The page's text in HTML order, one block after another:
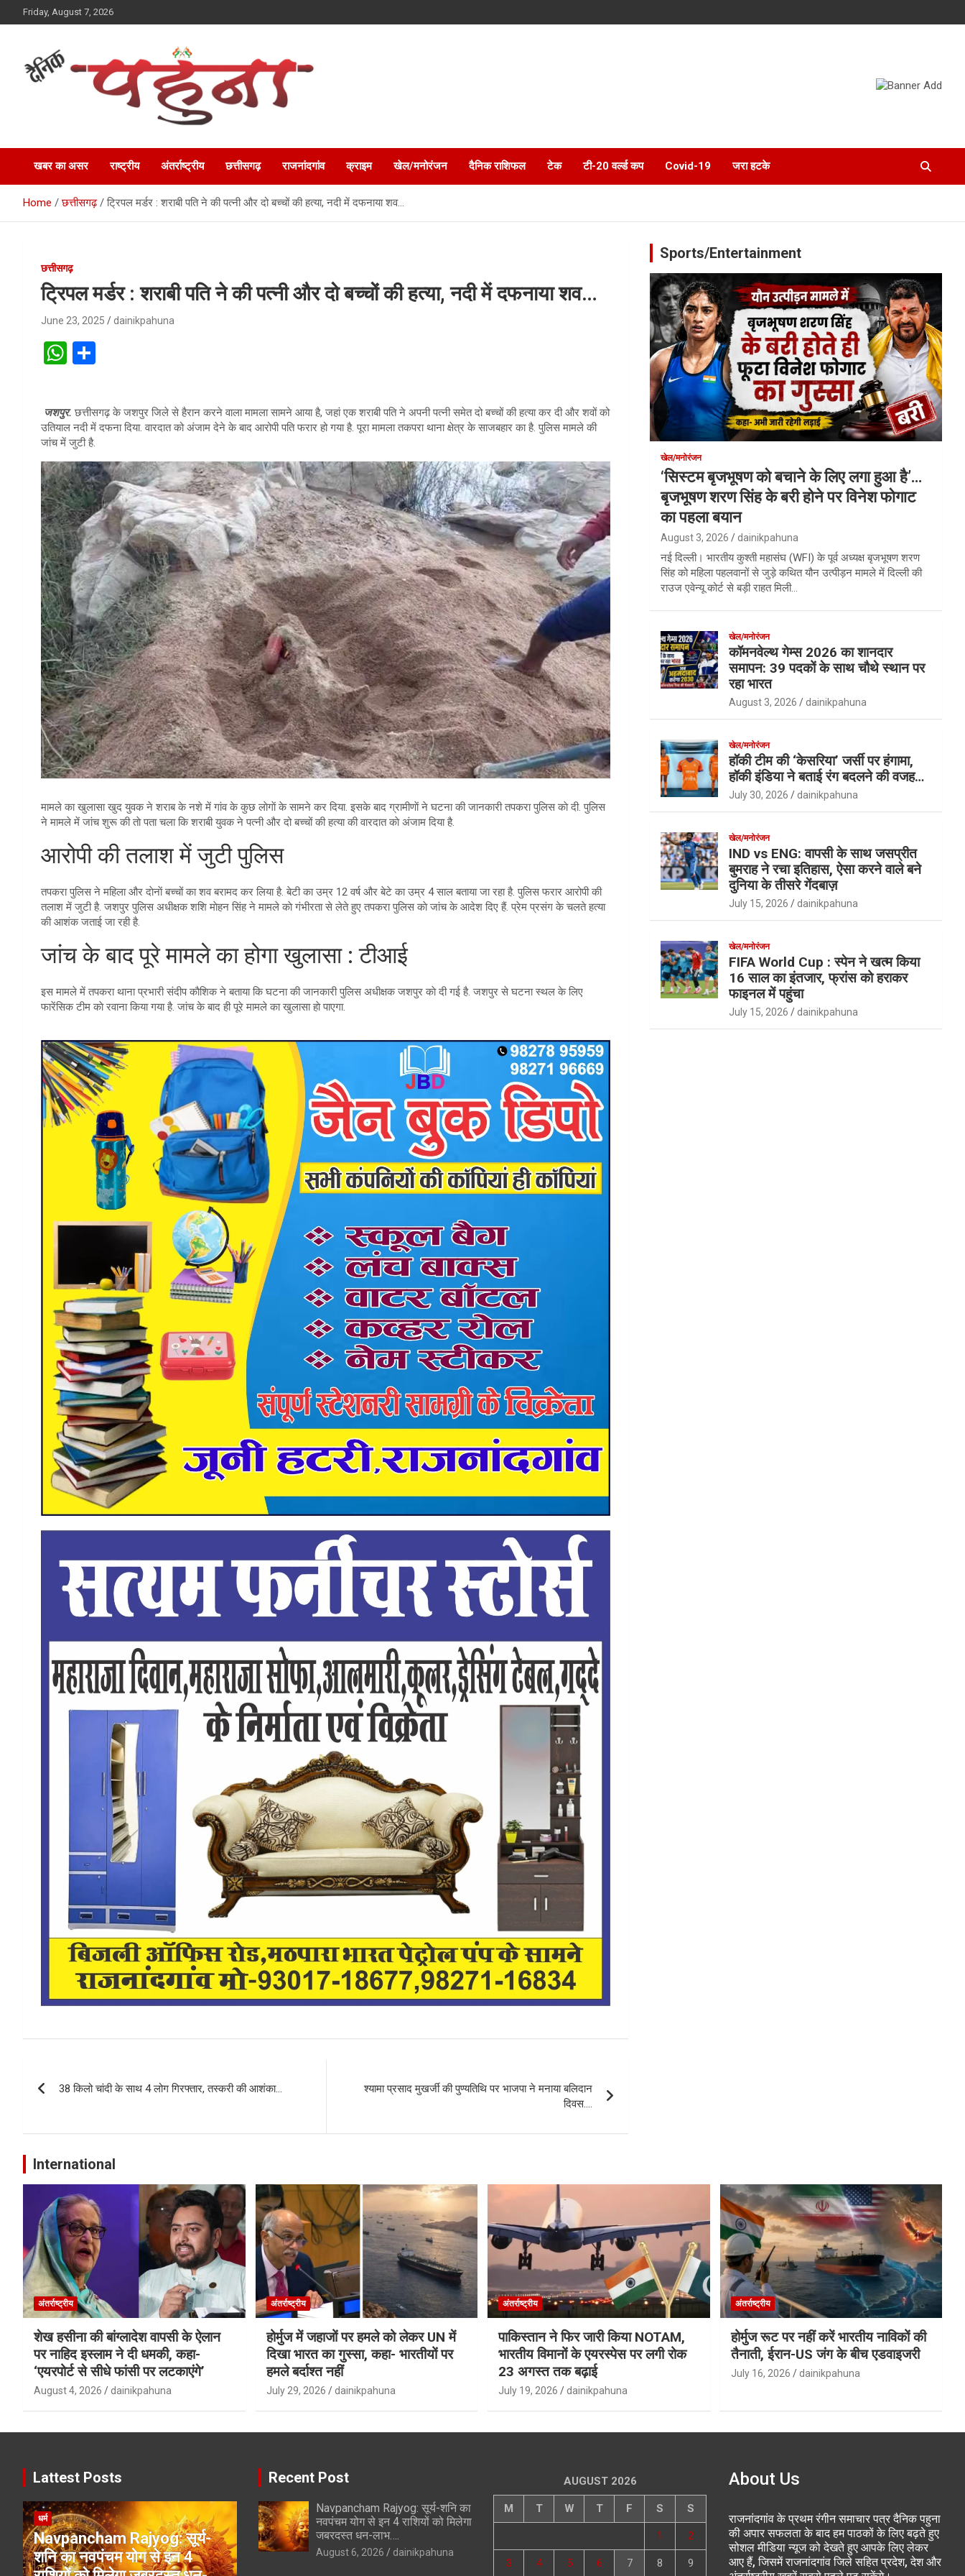
to
Friday, August 7, 2026
Dainik Pahuna
खबर का असर राष्ट्रीय अंतर्राष्ट्रीय छत्तीसगढ़ राजनांदगांव क्राइम खेल/मनोरंजन दैनिक राशिफल टेक टी-20 वर्ल्ड कप Covid-19 जरा हटके
Home छत्तीसगढ़ ट्रिपल मर्डर : शराबी पति ने की पत्नी और दो बच्चों की हत्या, नदी में दफनाया शव…
छत्तीसगढ़
ट्रिपल मर्डर : शराबी पति ने की पत्नी और दो बच्चों की हत्या, नदी में दफनाया शव…
June 23, 2025 dainikpahuna
W
s
A
p
p
ar
e
जशपुर. छत्तीसगढ़ के जशपुर जिले से हैरान करने वाला मामला सामने आया है, जहां एक शराबी पति ने अपनी पत्नी समेत दो बच्चों की हत्या कर दी और शवों को
उतियाल नदी में दफना दिया. वारदात को अंजाम देने के बाद आरोपी पति फरार हो गया है. पूरा मामला तकपरा थाना क्षेत्र के साजबहार का है. पुलिस मामले की
जांच में जुटी है.
मामले का खुलासा खुद युवक ने शराब के नशे में गांव के कुछ लाेगाें के सामने कर दिया. इसके बाद ग्रामीणाें ने घटना की जानकारी तपकरा पुलिस काे दी. पुलिस
ने मामले में जांच शुरू की ताे पता चला कि शराबी युवक ने पत्नी और दो बच्चों की हत्या की वारदात काे अंजाम दिया है.
आरोपी की तलाश में जुटी पुलिस
तपकरा पुलिस ने महिला और दाेनाें बच्चों का शव बरामद कर लिया है. बेटी का उम्र 12 वर्ष और बेटे का उम्र 4 साल बताया जा रहा है. पुलिस फरार आरोपी की
तलाश में जुटी है. जशपुर पुलिस अधीक्षक शशि माेहन सिंह ने मामले काे गंभीरता से लेते हुए तपकरा पुलिस काे जांच के आदेश दिए हैं. प्रेम प्रसंग के चलते हत्या
की आशंक जताई जा रही है.
जांच के बाद पूरे मामले का होगा खुलासा : टीआई
इस मामले में तपकरा थाना प्रभारी संदीप काैशिक ने बताया कि घटना की जानकारी पुलिस अधीक्षक जशपुर काे दी गई है. जशपुर से घटना स्थल के लिए
फारेंसिक टीम काे रवाना किया गया है. जांच के बाद ही पूरे मामले का खुलासा हाे पाएगा.
38 किलो चांदी के साथ 4 लोग गिरफ्तार, तस्करी की आशंका…
श्यामा प्रसाद मुखर्जी की पुण्यतिथि पर भाजपा ने मनाया बलिदान
दिवस….
Sports/Entertainment
खेल/मनोरंजन
‘सिस्टम बृजभूषण को बचाने के लिए लगा हुआ है’…
बृजभूषण शरण सिंह के बरी होने पर विनेश फोगाट
का पहला बयान
August 3, 2026 dainikpahuna
नई दिल्ली। भारतीय कुश्ती महासंघ (WFI) के पूर्व अध्यक्ष बृजभूषण शरण
सिंह को महिला पहलवानों से जुड़े कथित यौन उत्पीड़न मामले में दिल्ली की
राउज एवेन्यू कोर्ट से बड़ी राहत मिली…
खेल/मनोरंजन
कॉमनवेल्थ गेम्स 2026 का शानदार
समापन: 39 पदकों के साथ चौथे स्थान पर
रहा भारत
August 3, 2026 dainikpahuna
खेल/मनोरंजन
हॉकी टीम की ‘केसरिया’ जर्सी पर हंगामा,
हॉकी इंडिया ने बताई रंग बदलने की वजह…
July 30, 2026 dainikpahuna
खेल/मनोरंजन
IND vs ENG: वापसी के साथ जसप्रीत
बुमराह ने रचा इतिहास, ऐसा करने वाले बने
दुनिया के तीसरे गेंदबाज़
July 15, 2026 dainikpahuna
खेल/मनोरंजन
FIFA World Cup : स्पेन ने खत्म किया
16 साल का इंतजार, फ्रांस को हराकर
फाइनल में पहुंचा
July 15, 2026 dainikpahuna
International
अंतर्राष्ट्रीय
शेख हसीना की बांग्लादेश वापसी के ऐलान
पर नाहिद इस्लाम ने दी धमकी, कहा-
‘एयरपोर्ट से सीधे फांसी पर लटकाएंगे’
August 4, 2026 dainikpahuna
अंतर्राष्ट्रीय
होर्मुज में जहाजों पर हमले को लेकर UN में
दिखा भारत का गुस्सा, कहा- भारतीयों पर
हमले बर्दाश्त नहीं
July 29, 2026 dainikpahuna
अंतर्राष्ट्रीय
पाकिस्तान ने फिर जारी किया NOTAM,
भारतीय विमानों के एयरस्पेस पर लगी रोक
23 अगस्त तक बढ़ाई
July 19, 2026 dainikpahuna
अंतर्राष्ट्रीय
होर्मुज रूट पर नहीं करें भारतीय नाविकों की
तैनाती, ईरान-US जंग के बीच एडवाइजरी
July 16, 2026 dainikpahuna
Lattest Posts
धर्म
Navpancham Rajyog: सूर्य-
शनि का नवपंचम योग से इन 4
Recent Post
Navpancham Rajyog: सूर्य-शनि का
नवपंचम योग से इन 4 राशियों को मिलेगा
जबरदस्त धन-लाभ….
August 6, 2026 dainikpahuna
AUGUST 2026
M T W T F S S
1 2
3 4 5 6 7 8 9
About Us
राजनांदगांव के प्रथम रंगीन समाचार पत्र दैनिक पहुना
की अपार सफलता के बाद हम पाठकों के लिए बढ़ते हुए
सोशल मीडिया न्यूज को देखते हुए आपके लिए लेकर
आए हैं, जिसमें राजनांदगांव जिले सहित प्रदेश, देश और